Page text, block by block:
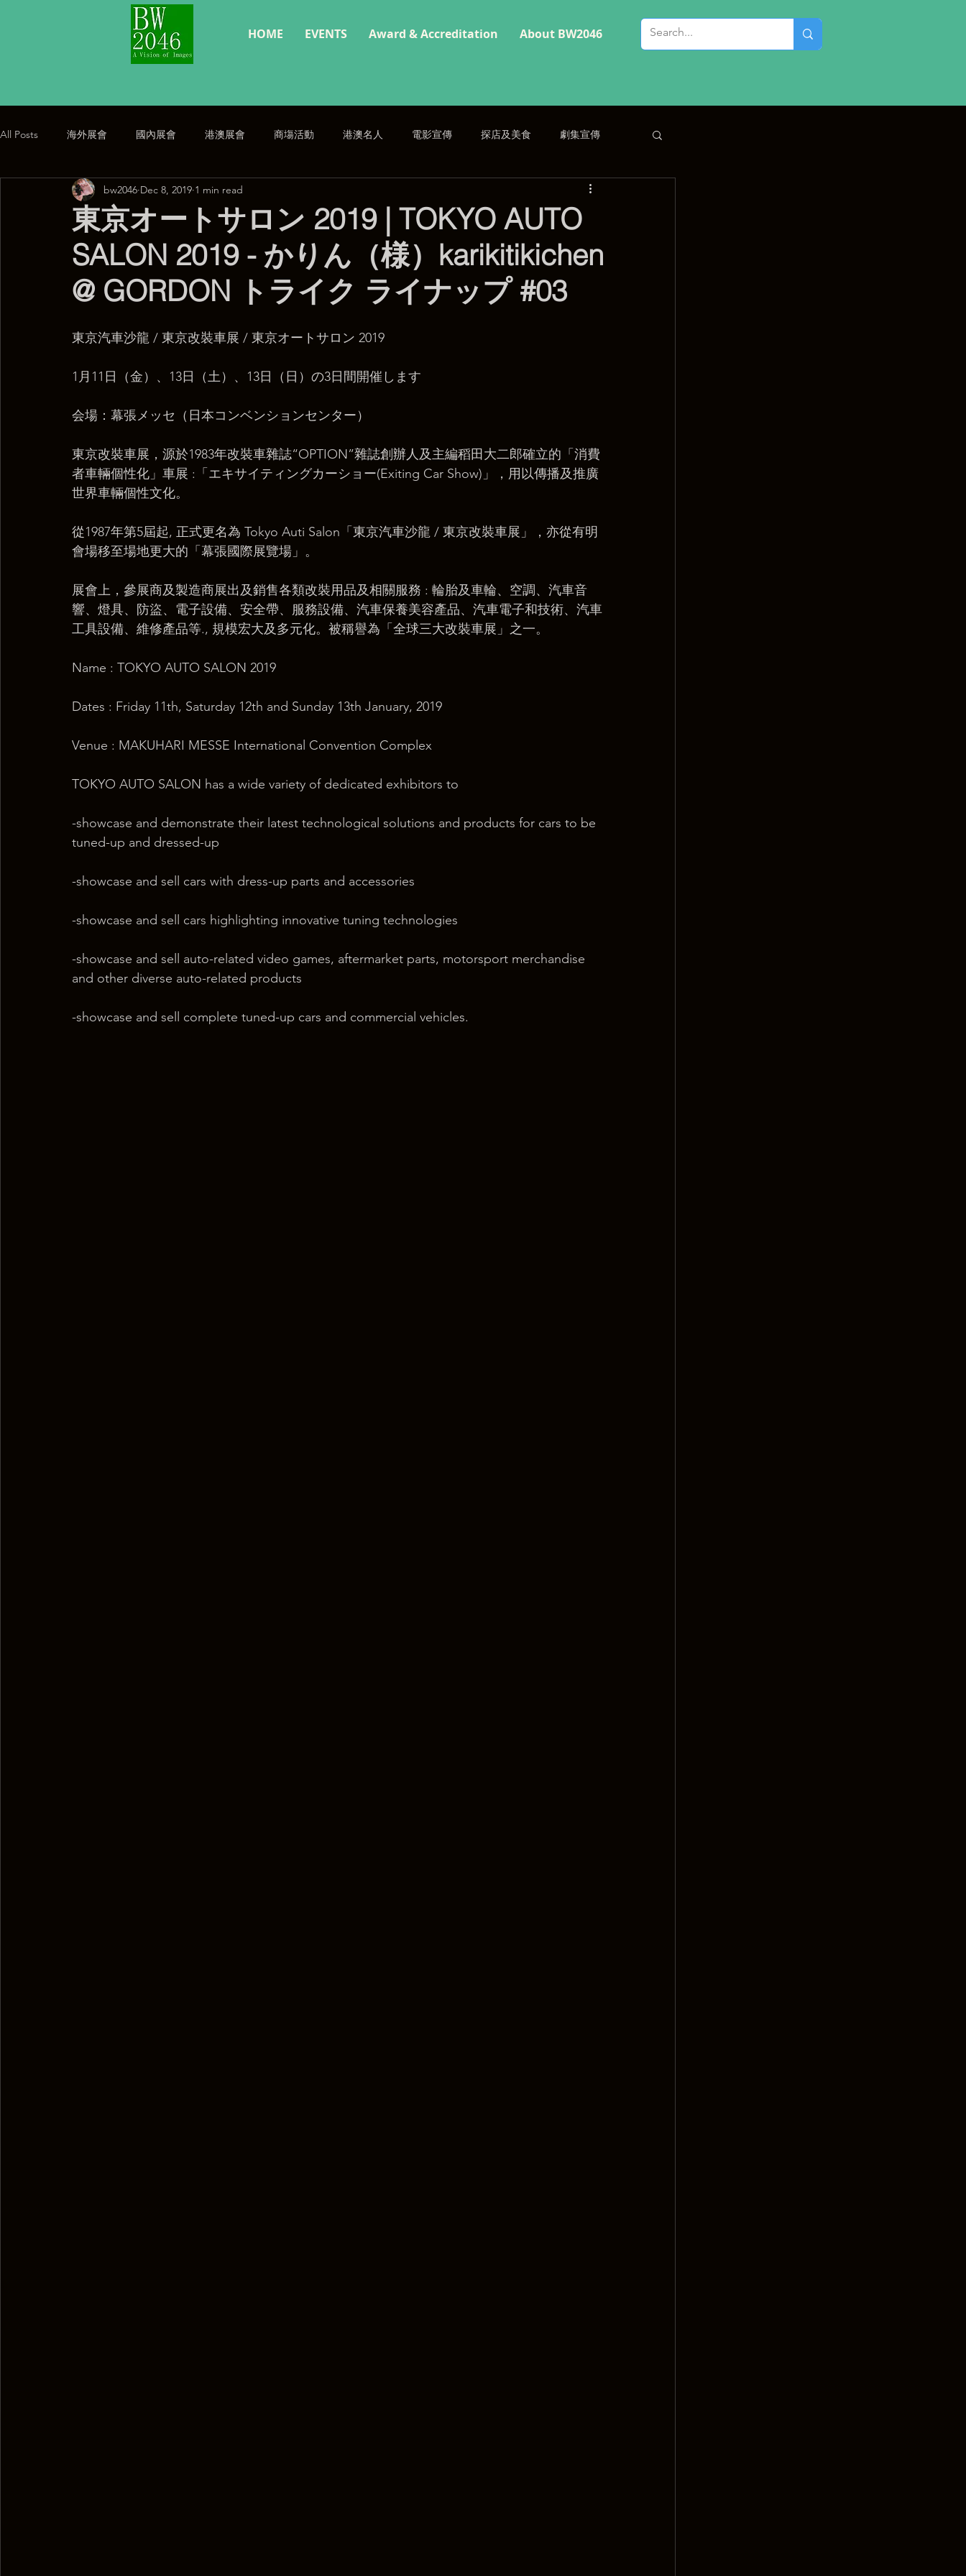
HOME EVENTS Award & Accreditation About BW2046
All Posts 海外展會 國內展會 港澳展會 商塲活動 港澳名人 電影宣傳 探店及美食 劇集宣傳
公告
東京オートサロン 2019 | TOKYO AUTO
SALON 2019 - かりん（様）karikitikichen
@ GORDON トライク ライナップ #03
bw2046 Dec 8, 2019 1 min read
東京汽車沙龍 / 東京改裝車展 / 東京オートサロン 2019
1月11日（金）、13日（土）、13日（日）の3日間開催します
会場：幕張メッセ（日本コンベンションセンター）
​東京改裝車展，源於1983年改裝車雜誌“OPTION”雜誌創辦人及主編稻田大二郎確立的「消費
者車輛個性化」車展 :「エキサイティングカーショー(Exiting Car Show)」，用以傳播及推廣
世界車輛個性文化。
從1987年第5屆起, 正式更名為 Tokyo Auti Salon「東京汽車沙龍 / 東京改裝車展」，亦從有明
會場移至場地更大的「幕張國際展覽場」。
展會上，參展商及製造商展出及銷售各類改裝用品及相關服務 : 輪胎及車輪、空調、汽車音
響、燈具、防盜、電子設備、安全帶、服務設備、汽車保養美容產品、汽車電子和技術、汽車
工具設備、維修產品等., 規模宏大及多元化。被稱譽為「全球三大改裝車展」之一。
Name : TOKYO AUTO SALON 2019
Dates : Friday 11th, Saturday 12th and Sunday 13th January, 2019
Venue : MAKUHARI MESSE International Convention Complex
TOKYO AUTO SALON has a wide variety of dedicated exhibitors to
-showcase and demonstrate their latest technological solutions and products for cars to be
tuned-up and dressed-up
-showcase and sell cars with dress-up parts and accessories
-showcase and sell cars highlighting innovative tuning technologies
-showcase and sell auto-related video games, aftermarket parts, motorsport merchandise
and other diverse auto-related products
-showcase and sell complete tuned-up cars and commercial vehicles.